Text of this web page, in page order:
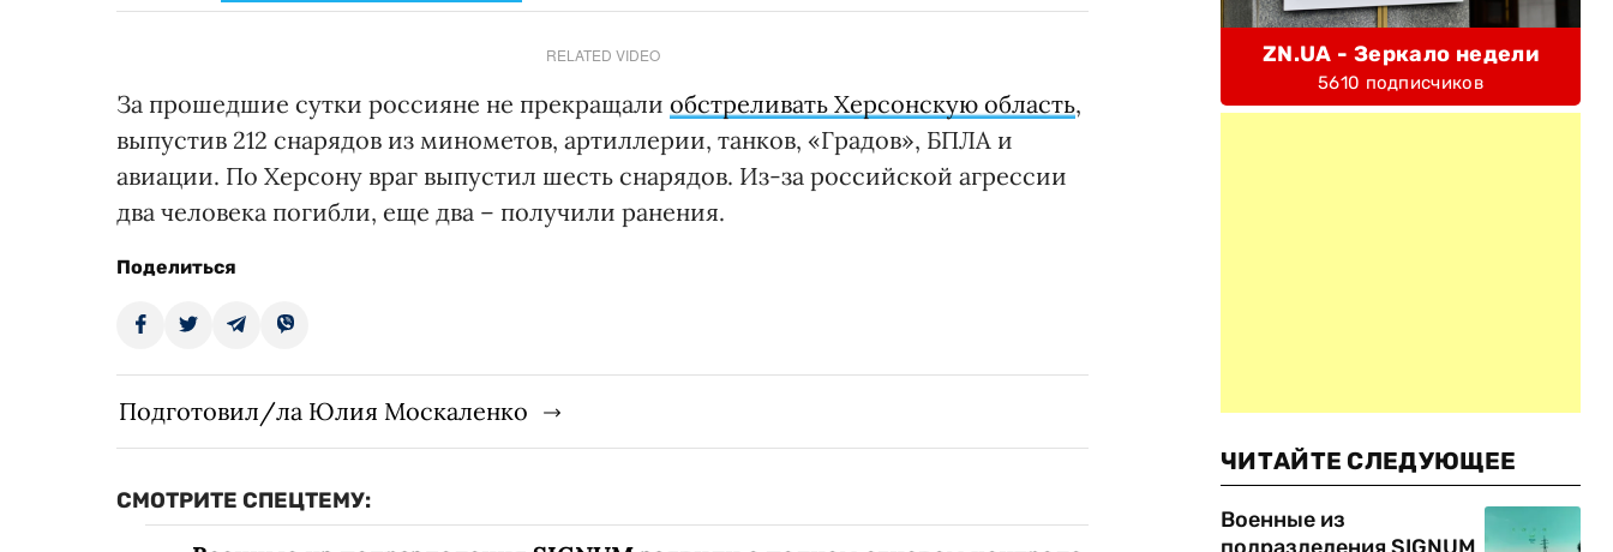
RELATED VIDEO
За прошедшие сутки россияне не прекращали обстреливать Херсонскую область,
выпустив 212 снарядов из минометов, артиллерии, танков, «Градов», БПЛА и
авиации. По Херсону враг выпустил шесть снарядов. Из-за российской агрессии
два человека погибли, еще два – получили ранения.
Поделиться
Подготовил/ла Юлия Москаленко
СМОТРИТЕ СПЕЦТЕМУ:
ZN.UA - Зеркало недели
5610 подписчиков
ЧИТАЙТЕ СЛЕДУЮЩЕЕ
Военные из